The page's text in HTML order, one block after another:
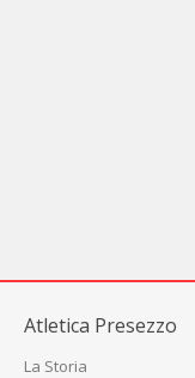
Atletica Presezzo
La Storia